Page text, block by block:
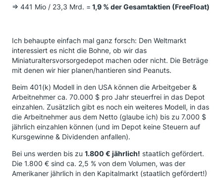
=> 441 Mio / 23,3 Mrd. = 1,9 % der Gesamtaktien (FreeFloat)
Ich behaupte einfach mal ganz forsch: Den Weltmarkt
interessiert es nicht die Bohne, ob wir das
Miniaturaltersvorsorgedepot machen oder nicht. Die Beträge
mit denen wir hier planen/hantieren sind Peanuts.
Beim 401(k) Modell in den USA können die Arbeitgeber &
Arbeitnehmer ca. 70.000 $ pro Jahr steuerfrei in das Depot
einzahlen. Zusätzlich gibt es noch ein weiteres Modell, in das
die Arbeitnehmer aus dem Netto (glaube ich) bis zu 7.000 $
jährlich einzahlen können (und im Depot keine Steuern auf
Kursgewinne & Dividenden anfallen).
Bei uns werden bis zu 1.800 € jährlich! staatlich gefördert.
Die 1.800 € sind ca. 2,5 % von dem Volumen, was der
Amerikaner jährlich in den Kapitalmarkt (staatlich gefördert!)